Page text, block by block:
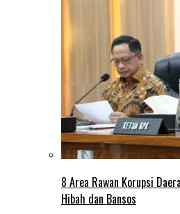
8 Area Rawan Korupsi
Hibah dan Bansos